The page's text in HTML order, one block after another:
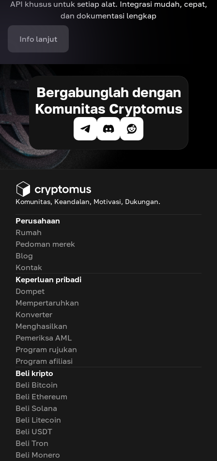
API khusus untuk setiap alat. Integrasi mudah, cepat,
dan dokumentasi lengkap
Info lanjut
Bergabunglah dengan
Komunitas Cryptomus
Komunitas, Keandalan, Motivasi, Dukungan.
Perusahaan
Rumah
Pedoman merek
Blog
Kontak
Keperluan pribadi
Dompet
Mempertaruhkan
Konverter
Menghasilkan
Pemeriksa AML
Program rujukan
Program afiliasi
Beli kripto
Beli Bitcoin
Beli Ethereum
Beli Solana
Beli Litecoin
Beli USDT
Beli Tron
Beli Monero